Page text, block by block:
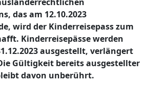
das am 12.10.2023
wird der Kinderreisepass zum
Kinderreisepässe werden
ausgestellt, verlängert
Gültigkeit bereits ausgestellter
davon unberührt.